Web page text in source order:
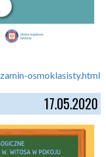
osmoklasisty.html
17.05.2020